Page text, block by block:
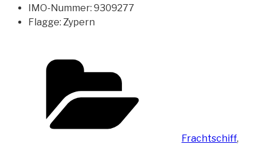
IMO-Nummer: 9309277
Flagge: Zypern
Frachtschiff,